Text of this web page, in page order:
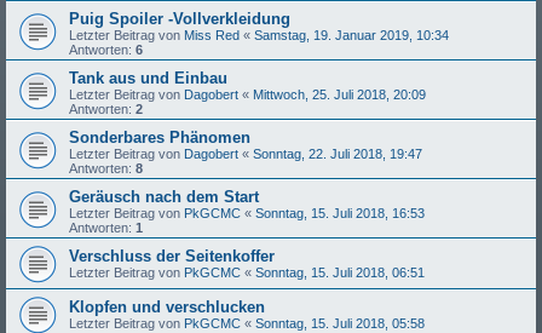
Puig Spoiler -Vollverkleidung
Letzter Beitrag von Miss Red « Samstag, 19. Januar 2019, 10:34
Antworten: 6
Tank aus und Einbau
Letzter Beitrag von Dagobert « Mittwoch, 25. Juli 2018, 20:09
Antworten: 2
Sonderbares Phänomen
Letzter Beitrag von Dagobert « Sonntag, 22. Juli 2018, 19:47
Antworten: 8
Geräusch nach dem Start
Letzter Beitrag von PkGCMC « Sonntag, 15. Juli 2018, 16:53
Antworten: 1
Verschluss der Seitenkoffer
Letzter Beitrag von PkGCMC « Sonntag, 15. Juli 2018, 06:51
Klopfen und verschlucken
Letzter Beitrag von PkGCMC « Sonntag, 15. Juli 2018, 05:58